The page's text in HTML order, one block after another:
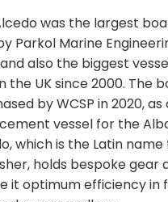
was the largest
Parkol Marine
also the biggest
the UK since 2000. The
by WCSP in 2020, as
vessel for the
which is the Latin name
holds bespoke gear
it optimum efficiency in